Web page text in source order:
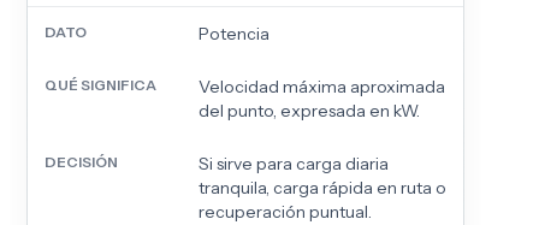
Potencia
Velocidad máxima aproximada
del punto, expresada en kW.
Si sirve para carga diaria
tranquila, carga rápida en ruta o
recuperación puntual.